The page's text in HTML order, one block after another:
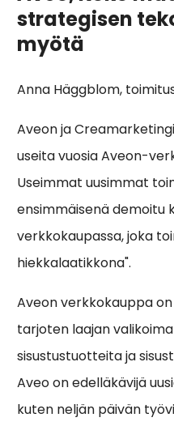
strategisen
myötä
Anna Häggblom,
Aveon ja
useita vuosia Aveon-
Useimmat uusimmat
ensimmäisenä demoitu
verkkokaupassa, joka
hiekkalaatikkona".
Aveon verkkokauppa
tarjoten laajan
sisustustuotteita ja
Aveo on edelläkävijä
kuten neljän päivän